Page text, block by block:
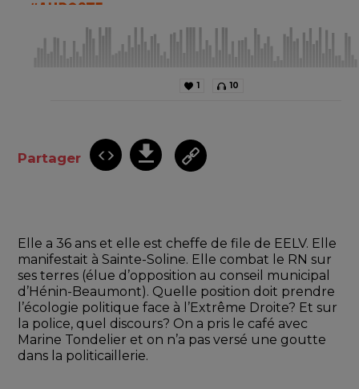
1 10
Partager
Elle a 36 ans et elle est cheffe de file de EELV. Elle
manifestait à Sainte-Soline. Elle combat le RN sur
ses terres (élue d’opposition au conseil municipal
d’Hénin-Beaumont). Quelle position doit prendre
l’écologie politique face à l’Extrême Droite? Et sur
la police, quel discours? On a pris le café avec
Marine Tondelier et on n’a pas versé une goutte
dans la politicaillerie.